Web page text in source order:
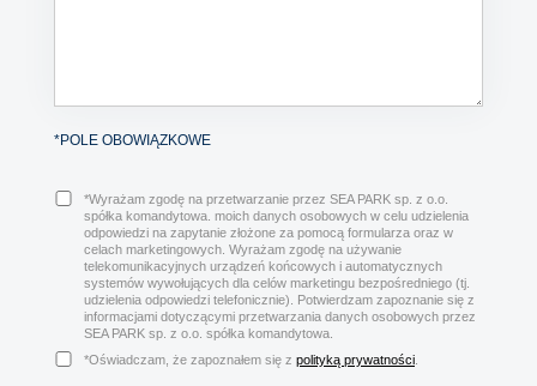
*POLE OBOWIĄZKOWE
*Wyrażam zgodę na przetwarzanie przez SEA PARK sp. z o.o.
spółka komandytowa. moich danych osobowych w celu udzielenia
odpowiedzi na zapytanie złożone za pomocą formularza oraz w
celach marketingowych. Wyrażam zgodę na używanie
telekomunikacyjnych urządzeń końcowych i automatycznych
systemów wywołujących dla celów marketingu bezpośredniego (tj.
udzielenia odpowiedzi telefonicznie). Potwierdzam zapoznanie się z
informacjami dotyczącymi przetwarzania danych osobowych przez
SEA PARK sp. z o.o. spółka komandytowa.
*Oświadczam, że zapoznałem się z polityką prywatności